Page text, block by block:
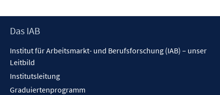
Footer
Das IAB
Institut für Arbeitsmarkt- und Berufsforschung (IAB) – unser
Leitbild
Institutsleitung
Graduiertenprogramm